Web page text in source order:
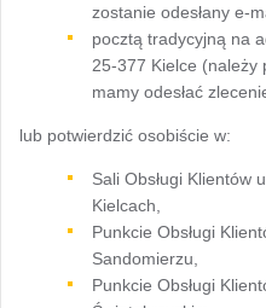
zostanie odesłany e-
pocztą tradycyjną na
25-377 Kielce (należy
mamy odesłać
lub potwierdzić osobiście w:
Sali Obsługi Klientów
Kielcach,
Punkcie Obsługi
Sandomierzu,
Punkcie Obsługi